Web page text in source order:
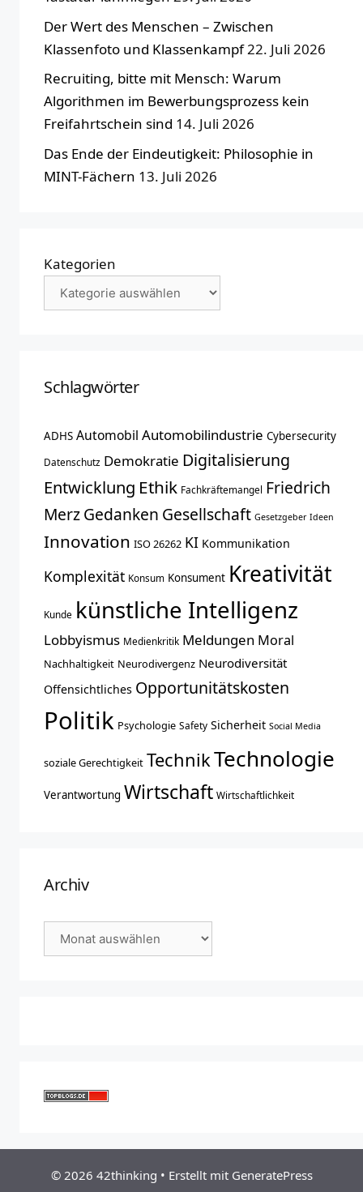
Der Wert des Menschen – Zwischen
Klassenfoto und Klassenkampf22. Juli 2026
Recruiting, bitte mit Mensch: Warum
Algorithmen im Bewerbungsprozess kein
Freifahrtschein sind 14. Juli 2026
Das Ende der Eindeutigkeit: Philosophie in
MINT-Fächern 13. Juli 2026
Kategorien
Schlagwörter
ADHS Automobil Automobilindustrie Cybersecurity
Datenschutz Demokratie Digitalisierung
Entwicklung Ethik Fachkräftemangel Friedrich
MerzGedanken Gesellschaft Gesetzgeber Ideen
Innovation ISO 26262 KI Kommunikation
Komplexität Konsum Konsument Kreativität
Kunde künstliche Intelligenz
Lobbyismus Medienkritik Meldungen Moral
Nachhaltigkeit Neurodivergenz Neurodiversität
Offensichtliches Opportunitätskosten
Politik Psychologie Safety Sicherheit Social Media
soziale Gerechtigkeit TechnikTechnologie
Verantwortung Wirtschaft Wirtschaftlichkeit
Archiv
Archiv
© 2026 42thinking • Erstellt mit GeneratePress